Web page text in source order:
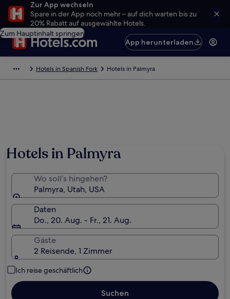
Zur App wechseln
Spare in der App noch mehr – auf dich warten bis zu
20% Rabatt auf ausgewählte Hotels.
Zum Hauptinhalt springen
App herunterladen
Hotels in Spanish Fork Hotels in Palmyra
Hotels in Palmyra
Wo soll’s hingehen?
Palmyra, Utah, USA
Daten
Do., 20. Aug. - Fr., 21. Aug.
Gäste
2 Reisende, 1 Zimmer
Ich reise geschäftlich
Suchen